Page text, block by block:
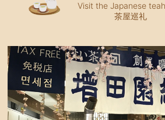
Visit the Japanese
茶屋巡礼